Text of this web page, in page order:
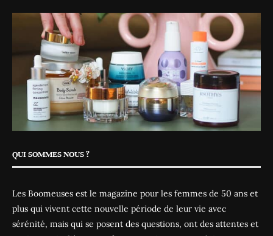
QUI SOMMES NOUS ?
Les Boomeuses est le magazine pour les femmes de 50 ans et
plus qui vivent cette nouvelle période de leur vie avec
sérénité, mais qui se posent des questions, ont des attentes et